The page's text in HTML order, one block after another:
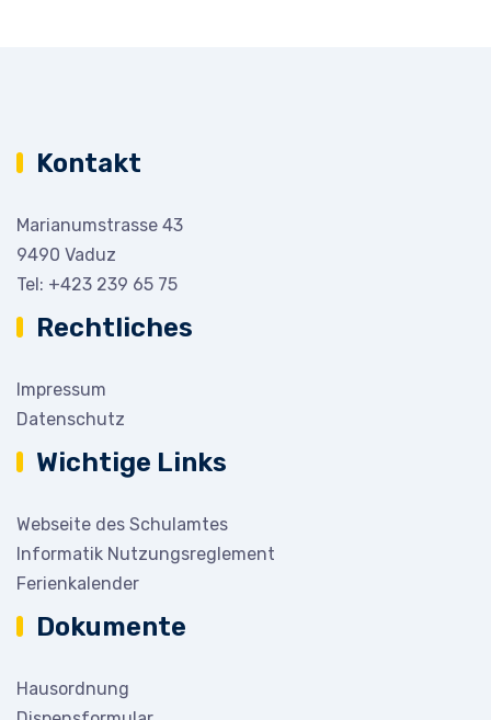
Kontakt
Marianumstrasse 43
9490 Vaduz
Tel: +423 239 65 75
Rechtliches
Impressum
Datenschutz
Wichtige Links
Webseite des Schulamtes
Informatik Nutzungsreglement
Ferienkalender
Dokumente
Hausordnung